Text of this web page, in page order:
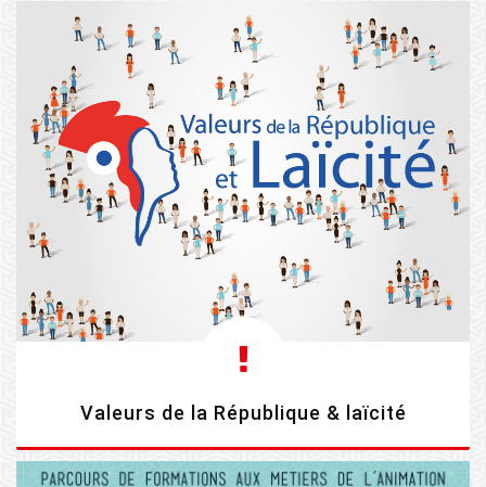
Valeurs de la République & laïcité
EN SAVOIR PLUS